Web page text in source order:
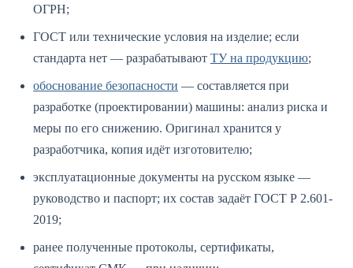
ОГРН;
ГОСТ или технические условия на изделие; если
стандарта нет — разрабатывают ТУ на продукцию;
обоснование безопасности — составляется при
разработке (проектировании) машины: анализ риска и
меры по его снижению. Оригинал хранится у
разработчика, копия идёт изготовителю;
эксплуатационные документы на русском языке —
руководство и паспорт; их состав задаёт ГОСТ Р 2.601-
2019;
ранее полученные протоколы, сертификаты,